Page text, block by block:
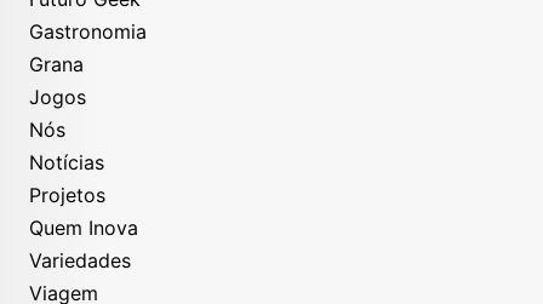
Gastronomia
Grana
Jogos
Nós
Notícias
Projetos
Quem Inova
Variedades
Viagem